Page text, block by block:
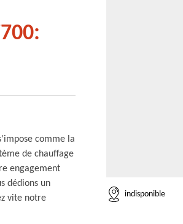
comme la
de chauffage
engagement
dédions un
vite notre
indisponible